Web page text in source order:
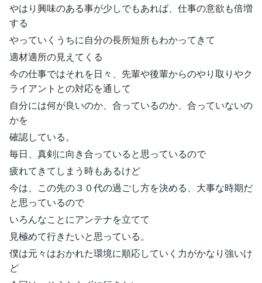
やはり興味のある事が少しでもあれば、仕事の意欲も倍増
する
やっていくうちに自分の長所短所もわかってきて
適材適所の見えてくる
今の仕事ではそれを日々、先輩や後輩からのやり取りやク
ライアントとの対応を通して
自分には何が良いのか、合っているのか、合っていないの
かを
確認している。
毎日、真剣に向き合っていると思っているので
疲れてきてしまう時もあるけど
今は、この先の３０代の過ごし方を決める、大事な時期だ
と思っているので
いろんなことにアンテナを立てて
見極めて行きたいと思っている。
僕は元々はおかれた環境に順応していく力がかなり強いけ
ど